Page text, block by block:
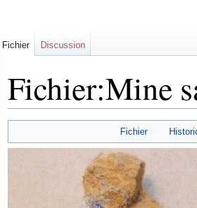
Fichier:Mine
Fichier
Fichier Discussion